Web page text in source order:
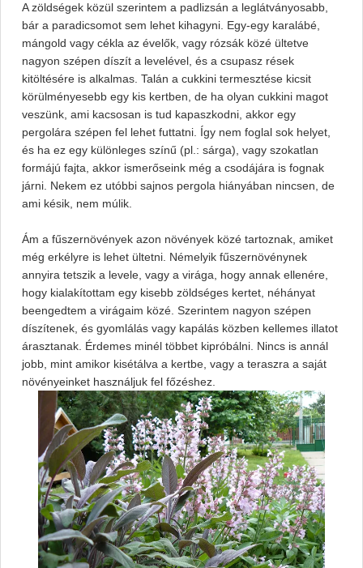
A zöldségek közül szerintem a padlizsán a leglátványosabb,
bár a paradicsomot sem lehet kihagyni. Egy-egy karalábé,
mángold vagy cékla az évelők, vagy rózsák közé ültetve
nagyon szépen díszít a levelével, és a csupasz rések
kitöltésére is alkalmas. Talán a cukkini termesztése kicsit
körülményesebb egy kis kertben, de ha olyan cukkini magot
veszünk, ami kacsosan is tud kapaszkodni, akkor egy
pergolára szépen fel lehet futtatni. Így nem foglal sok helyet,
és ha ez egy különleges színű (pl.: sárga), vagy szokatlan
formájú fajta, akkor ismerőseink még a csodájára is fognak
járni. Nekem ez utóbbi sajnos pergola hiányában nincsen, de
ami késik, nem múlik.
Ám a fűszernövények azon növények közé tartoznak, amiket
még erkélyre is lehet ültetni. Némelyik fűszernövénynek
annyira tetszik a levele, vagy a virága, hogy annak ellenére,
hogy kialakítottam egy kisebb zöldséges kertet, néhányat
beengedtem a virágaim közé. Szerintem nagyon szépen
díszítenek, és gyomlálás vagy kapálás közben kellemes illatot
árasztanak. Érdemes minél többet kipróbálni. Nincs is annál
jobb, mint amikor kisétálva a kertbe, vagy a teraszra a saját
növényeinket használjuk fel főzéshez.